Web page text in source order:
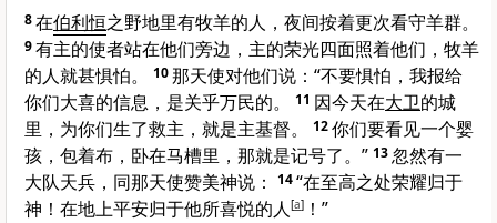
8在伯利恒之野地里有牧羊的人，夜间按着更次看守羊群。
9有主的使者站在他们旁边，主的荣光四面照着他们，牧羊
的人就甚惧怕。
10那天使对他们说：“不要惧怕，我报给
你们大喜的信息，是关乎万民的。
11 因今天在大卫的城
里，为你们生了救主，就是主基督。
12你们要看见一个婴
孩，包着布，卧在马槽里，那就是记号了。” 13忽然有一
大队天兵，同那天使赞美神说：
14“在至高之处荣耀归于
神！在地上平安归于他所喜悦的人[a] ！”